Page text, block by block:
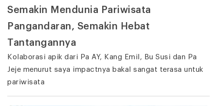
Semakin Mendunia Pariwisata
Pangandaran, Semakin Hebat
Tantangannya
Kolaborasi apik dari Pa AY, Kang Emil, Bu Susi dan Pa
Jeje menurut saya impactnya bakal sangat terasa untuk
pariwisata